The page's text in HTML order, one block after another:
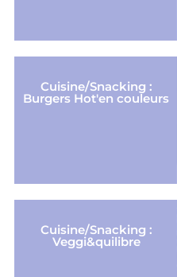
Cuisine/Snacking :
Burgers Hot'en couleurs
Cuisine/Snacking :
Veggi&quilibre